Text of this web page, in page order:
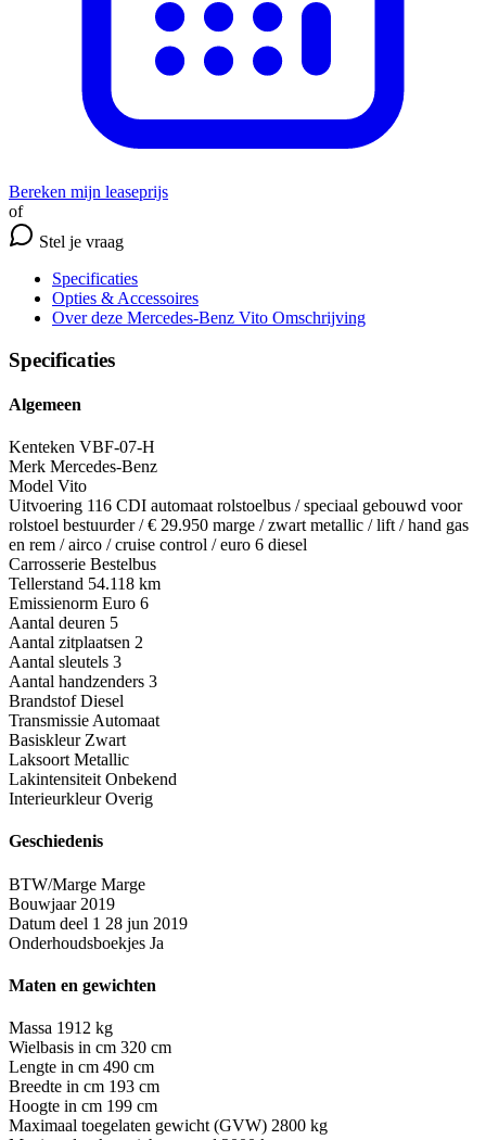
Bereken mijn leaseprijs
of
Stel je vraag
Specificaties
Opties & Accessoires
Over deze Mercedes-Benz Vito Omschrijving
Specificaties
Algemeen
Kenteken VBF-07-H
Merk Mercedes-Benz
Model Vito
Uitvoering 116 CDI automaat rolstoelbus / speciaal gebouwd voor
rolstoel bestuurder / € 29.950 marge / zwart metallic / lift / hand gas
en rem / airco / cruise control / euro 6 diesel
Carrosserie Bestelbus
Tellerstand 54.118 km
Emissienorm Euro 6
Aantal deuren 5
Aantal zitplaatsen 2
Aantal sleutels 3
Aantal handzenders 3
Brandstof Diesel
Transmissie Automaat
Basiskleur Zwart
Laksoort Metallic
Lakintensiteit Onbekend
Interieurkleur Overig
Geschiedenis
BTW/Marge Marge
Bouwjaar 2019
Datum deel 1 28 jun 2019
Onderhoudsboekjes Ja
Maten en gewichten
Massa 1912 kg
Wielbasis in cm 320 cm
Lengte in cm 490 cm
Breedte in cm 193 cm
Hoogte in cm 199 cm
Maximaal toegelaten gewicht (GVW) 2800 kg